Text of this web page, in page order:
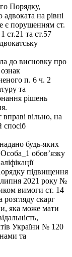
Порядку,
адвоката на рівні
є порушенням ст.
ст.21 та ст.57
до висновку про
п. 6 ч. 2
та
рішень
вільно, на
спосіб
будь-яких
обов’язку
підвищення
липня 2021 року №
вимоги ст. 14
скарг
яка може мати
України № 120
та